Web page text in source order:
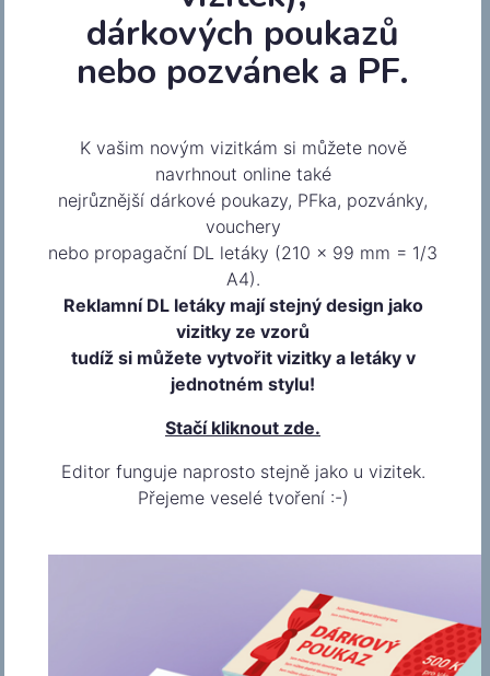
Pizza 2
dárkových poukazů
nebo pozvánek a PF.
K vašim novým vizitkám si můžete nově
navrhnout online také
nejrůznější dárkové poukazy, PFka, pozvánky,
vouchery
nebo propagační DL letáky (210 x 99 mm = 1/3
A4).
Reklamní DL letáky mají stejný design jako
vizitky ze vzorů
tudíž si můžete vytvořit vizitky a letáky v
jednotném stylu!
Stačí kliknout zde.
Editor funguje naprosto stejně jako u vizitek.
Přejeme veselé tvoření :-)